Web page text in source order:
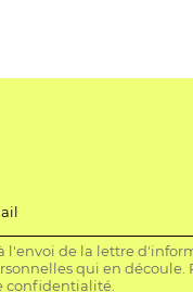
l'envoi de la lettre
qui en
confidentialité.